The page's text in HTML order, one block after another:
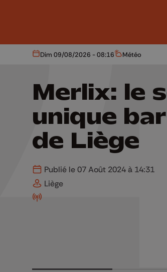
Aujourd'hui
Dim 09/08/2026 - 08:16 Météo
Météo
Merlix: le
unique
de Liège
Publié le 07 Août 2024 à 14:31
Liège